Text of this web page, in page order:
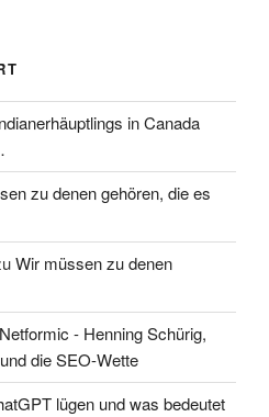
in Canada
zu denen gehören, die es
Wir müssen zu denen
- Henning Schürig,
die SEO-Wette
lügen und was bedeutet